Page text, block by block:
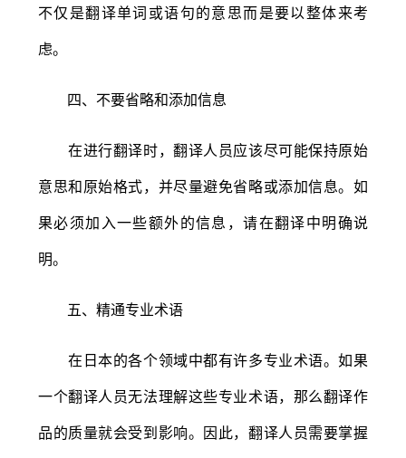
不仅是翻译单词或语句的意思而是要以整体来考
虑。
四、不要省略和添加信息
在进行翻译时，翻译人员应该尽可能保持原始
意思和原始格式，并尽量避免省略或添加信息。如
果必须加入一些额外的信息，请在翻译中明确说
明。
五、精通专业术语
在日本的各个领域中都有许多专业术语。如果
一个翻译人员无法理解这些专业术语，那么翻译作
品的质量就会受到影响。因此，翻译人员需要掌握